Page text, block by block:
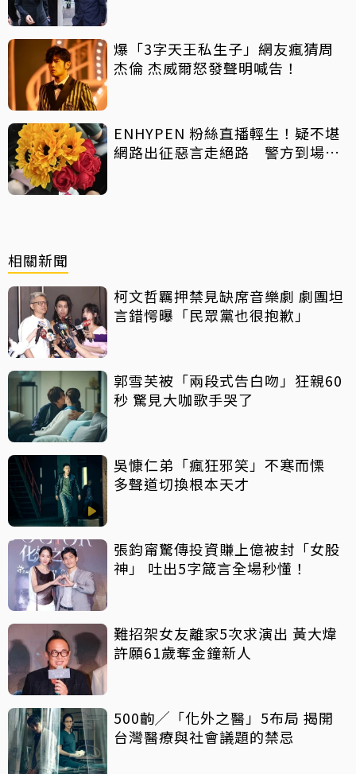
爆「3字天王私生子」網友瘋猜周
杰倫 杰威爾怒發聲明喊告！
ENHYPEN 粉絲直播輕生！疑不堪
網路出征惡言走絕路 警方到場已
相關新聞
柯文哲羈押禁見缺席音樂劇 劇團坦
言錯愕曝「民眾黨也很抱歉」
郭雪芙被「兩段式告白吻」狂親60
秒 驚見大咖歌手哭了
吳慷仁弟「瘋狂邪笑」不寒而慄
多聲道切換根本天才
張鈞甯驚傳投資賺上億被封「女股
神」 吐出5字箴言全場秒懂！
難招架女友離家5次求演出 黃大煒
許願61歲奪金鐘新人
500齣╱「化外之醫」5布局 揭開
台灣醫療與社會議題的禁忌